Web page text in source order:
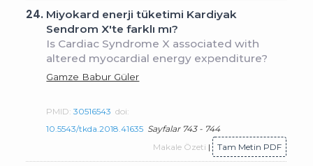
24. Miyokard enerji tüketimi Kardiyak
Sendrom X'te farklı mı?
Is Cardiac Syndrome X associated with
altered myocardial energy expenditure?
Gamze Babur Güler
PMID:30516543 doi:
10.5543/tkda.2018.41635 Sayfalar 743 - 744
Makale Özeti | Tam Metin PDF